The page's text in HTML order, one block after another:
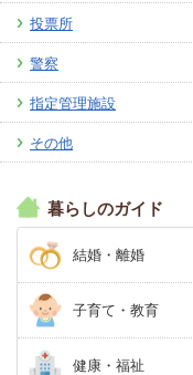
投票所
警察
指定管理施設
その他
暮らしのガイド
結婚・離婚
子育て・教育
健康・福祉